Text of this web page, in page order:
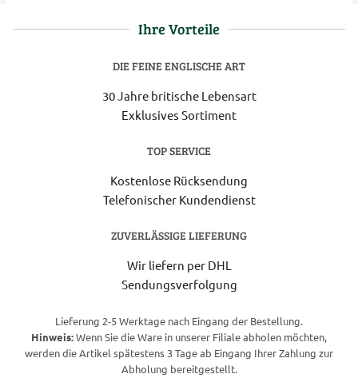
Ihre Vorteile
DIE FEINE ENGLISCHE ART
30 Jahre britische Lebensart
Exklusives Sortiment
TOP SERVICE
Kostenlose Rücksendung
Telefonischer Kundendienst
ZUVERLÄSSIGE LIEFERUNG
Wir liefern per DHL
Sendungsverfolgung
Lieferung 2-5 Werktage nach Eingang der Bestellung.
Hinweis:Wenn Sie die Ware in unserer Filiale abholen möchten,
werden die Artikel spätestens 3 Tage ab Eingang Ihrer Zahlung zur
Abholung bereitgestellt.